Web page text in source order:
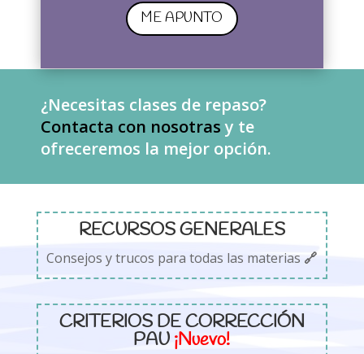
ME APUNTO
¿Necesitas clases de repaso?
Contacta con nosotrasy te
ofreceremos la mejor opción.
RECURSOS GENERALES
Consejos y trucos para todas las materias 🔗
CRITERIOS DE CORRECCIÓN
PAU ¡Nuevo!